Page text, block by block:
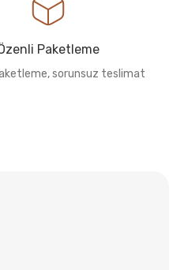
Paketleme
sorunsuz teslimat